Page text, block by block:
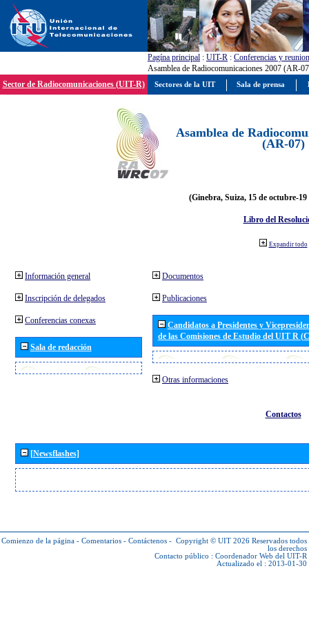
Pagína principal : UIT-R : Conferencias y
Asamblea de Radiocomunicaciones 2007 (AR-
Sector de Radiocomunicaciones (UIT-R)
Asamblea de
(AR-07)
(Ginebra, Suiza, 15 de octubre-19
Libro del
Expandir todo
Información general
Inscripción de delegados
Conferencias conexas
Sala de redacción
Documentos
Publicaciones
Candidatos a Presidentes y
de las Comisiones de Estudio del UIT R
Otras informaciones
Contactos
[Newsflashes]
Comienzo de la página - Comentarios - Contáctenos - Copyright © UIT 2026 Reservados todos
los derechos
Contacto público : Coordenador Web del UIT-R
Actualizado el : 2013-01-30
Sectores de la UIT Sala de prensa